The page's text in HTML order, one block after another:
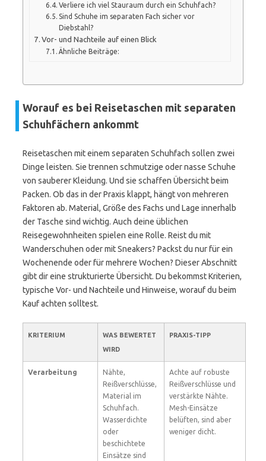
Verliere ich viel Stauraum durch ein Schuhfach?
Sind Schuhe im separaten Fach sicher vor
Diebstahl?
Vor- und Nachteile auf einen Blick
Ähnliche Beiträge:
Worauf es bei Reisetaschen mit separaten
Schuhfächern ankommt
Reisetaschen mit einem separaten Schuhfach sollen zwei
Dinge leisten. Sie trennen schmutzige oder nasse Schuhe
von sauberer Kleidung. Und sie schaffen Übersicht beim
Packen. Ob das in der Praxis klappt, hängt von mehreren
Faktoren ab. Material, Größe des Fachs und Lage innerhalb
der Tasche sind wichtig. Auch deine üblichen
Reisegewohnheiten spielen eine Rolle. Reist du mit
Wanderschuhen oder mit Sneakers? Packst du nur für ein
Wochenende oder für mehrere Wochen? Dieser Abschnitt
gibt dir eine strukturierte Übersicht. Du bekommst Kriterien,
typische Vor- und Nachteile und Hinweise, worauf du beim
Kauf achten solltest.
KRITERIUM
WAS BEWERTET
WIRD
PRAXIS-TIPP
Verarbeitung
Nähte,
Reißverschlüsse,
Material im
Schuhfach.
Wasserdichte
oder
beschichtete
Einsätze sind
Achte auf robuste
Reißverschlüsse und
verstärkte Nähte.
Mesh-Einsätze
belüften, sind aber
weniger dicht.